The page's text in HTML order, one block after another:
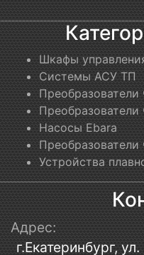
Шкафы
Системы АСУ ТП
Преобразователи
Преобразователи
Насосы Ebara
Преобразователи
Устройства
Адрес:
г.Екатеринбург,